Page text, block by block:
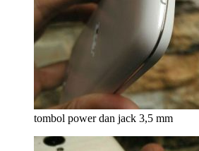
tombol power dan jack 3,5 mm